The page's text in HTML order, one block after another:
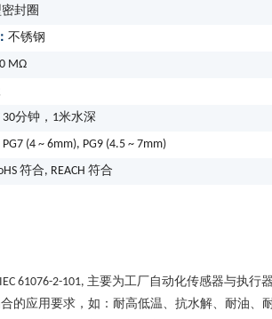
封圈
不锈钢
MΩ
30分钟，1米水深
PG7 (4 ~ 6mm), PG9 (4.5 ~ 7mm)
符合, REACH 符合
61076-2-101, 主要为工厂自动化传感器与执行
的应用要求，如：耐高低温、抗水解、耐油、